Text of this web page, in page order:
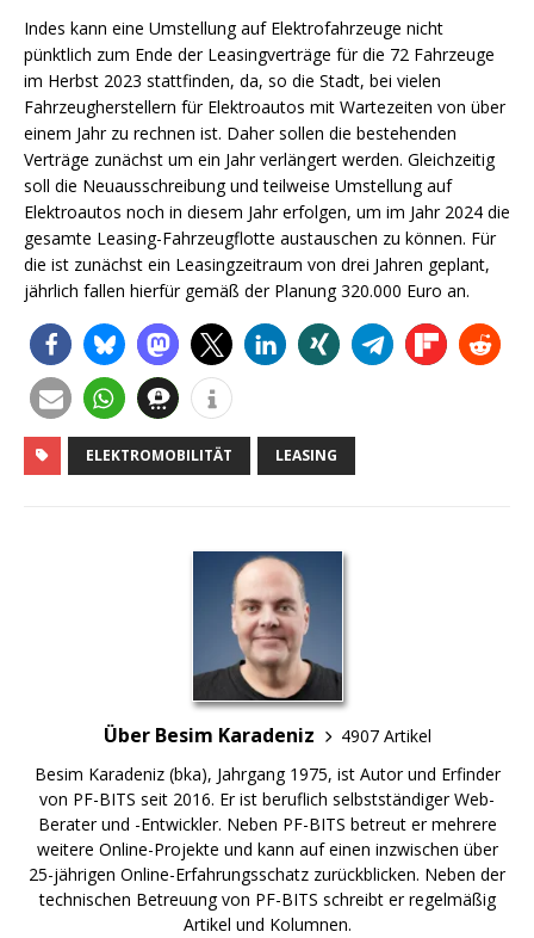
Indes kann eine Umstellung auf Elektrofahrzeuge nicht
pünktlich zum Ende der Leasingverträge für die 72 Fahrzeuge
im Herbst 2023 stattfinden, da, so die Stadt, bei vielen
Fahrzeugherstellern für Elektroautos mit Wartezeiten von über
einem Jahr zu rechnen ist. Daher sollen die bestehenden
Verträge zunächst um ein Jahr verlängert werden. Gleichzeitig
soll die Neuausschreibung und teilweise Umstellung auf
Elektroautos noch in diesem Jahr erfolgen, um im Jahr 2024 die
gesamte Leasing-Fahrzeugflotte austauschen zu können. Für
die ist zunächst ein Leasingzeitraum von drei Jahren geplant,
jährlich fallen hierfür gemäß der Planung 320.000 Euro an.
ELEKTROMOBILITÄT LEASING
Über Besim Karadeniz
4907 Artikel
Besim Karadeniz (bka), Jahrgang 1975, ist Autor und Erfinder
von PF-BITS seit 2016. Er ist beruflich selbstständiger Web-
Berater und -Entwickler. Neben PF-BITS betreut er mehrere
weitere Online-Projekte und kann auf einen inzwischen über
25-jährigen Online-Erfahrungsschatz zurückblicken. Neben der
technischen Betreuung von PF-BITS schreibt er regelmäßig
Artikel und Kolumnen.